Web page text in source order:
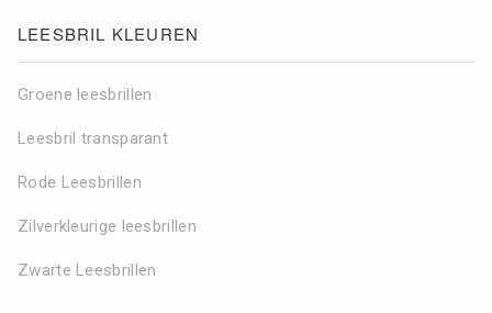
LEESBRIL KLEUREN
Groene leesbrillen
Leesbril transparant
Rode Leesbrillen
Zilverkleurige leesbrillen
Zwarte Leesbrillen